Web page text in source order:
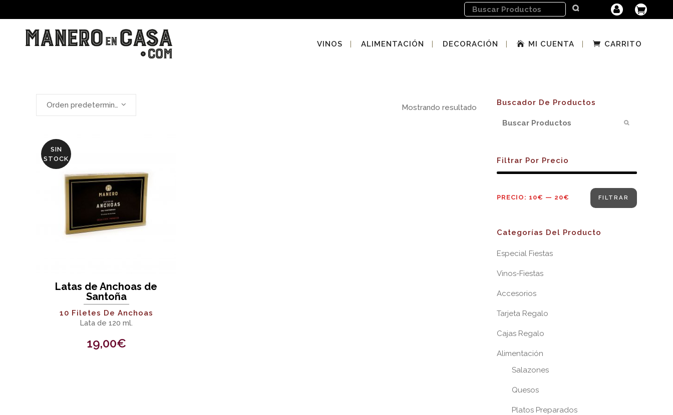
VINOS ALIMENTACIÓN DECORACIÓN MI CUENTA CARRITO
Mostrando resultado
Orden predeterminado
SIN
STOCK
Latas de Anchoas de
Santoña
10 Filetes De Anchoas
Lata de 120 ml.
19,00€
Buscador De Productos
Filtrar Por Precio
Precio
Precio
FILTRAR
PRECIO: 10€ — 20€
Categorías Del Producto
Especial Fiestas
Vinos-Fiestas
Accesorios
Tarjeta Regalo
Cajas Regalo
Alimentación
Salazones
Quesos
Platos Preparados